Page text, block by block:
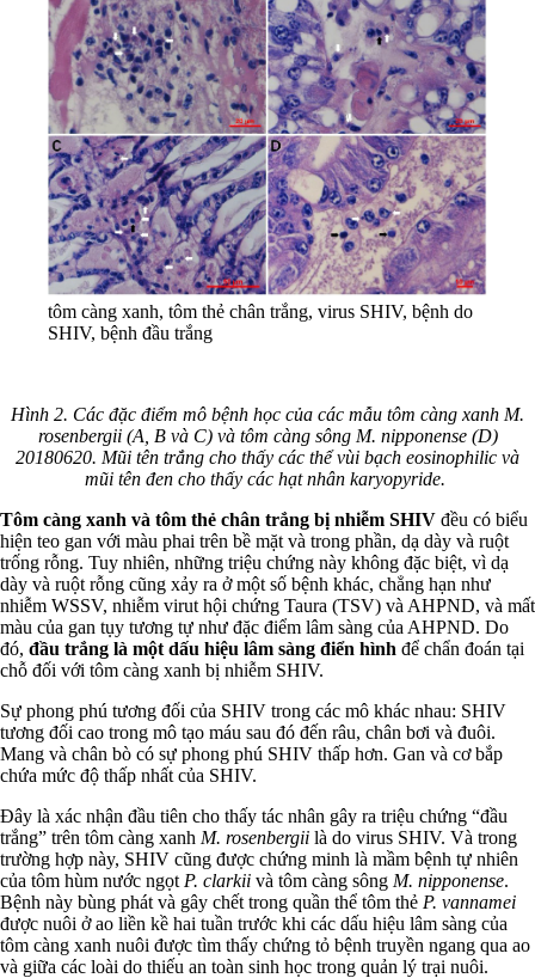
tôm càng xanh, tôm thẻ chân trắng, virus SHIV, bệnh do
SHIV, bệnh đầu trắng
Hình 2. Các đặc điểm mô bệnh học của các mẫu tôm càng xanh M.
rosenbergii (A, B và C) và tôm càng sông M. nipponense (D)
20180620. Mũi tên trắng cho thấy các thể vùi bạch eosinophilic và
mũi tên đen cho thấy các hạt nhân karyopyride.
Tôm càng xanh và tôm thẻ chân trắng bị nhiễm SHIV đều có biểu
hiện teo gan với màu phai trên bề mặt và trong phần, dạ dày và ruột
trống rỗng. Tuy nhiên, những triệu chứng này không đặc biệt, vì dạ
dày và ruột rỗng cũng xảy ra ở một số bệnh khác, chẳng hạn như
nhiễm WSSV, nhiễm virut hội chứng Taura (TSV) và AHPND, và mất
màu của gan tụy tương tự như đặc điểm lâm sàng của AHPND. Do
đó, đầu trắng là một dấu hiệu lâm sàng điển hình để chẩn đoán tại
chỗ đối với tôm càng xanh bị nhiễm SHIV.
Sự phong phú tương đối của SHIV trong các mô khác nhau: SHIV
tương đối cao trong mô tạo máu sau đó đến râu, chân bơi và đuôi.
Mang và chân bò có sự phong phú SHIV thấp hơn. Gan và cơ bắp
chứa mức độ thấp nhất của SHIV.
Đây là xác nhận đầu tiên cho thấy tác nhân gây ra triệu chứng “đầu
trắng” trên tôm càng xanh M. rosenbergii là do virus SHIV. Và trong
trường hợp này, SHIV cũng được chứng minh là mầm bệnh tự nhiên
của tôm hùm nước ngọt P. clarkii và tôm càng sông M. nipponense.
Bệnh này bùng phát và gây chết trong quần thể tôm thẻ P. vannamei
được nuôi ở ao liền kề hai tuần trước khi các dấu hiệu lâm sàng của
tôm càng xanh nuôi được tìm thấy chứng tỏ bệnh truyền ngang qua ao
và giữa các loài do thiếu an toàn sinh học trong quản lý trại nuôi.